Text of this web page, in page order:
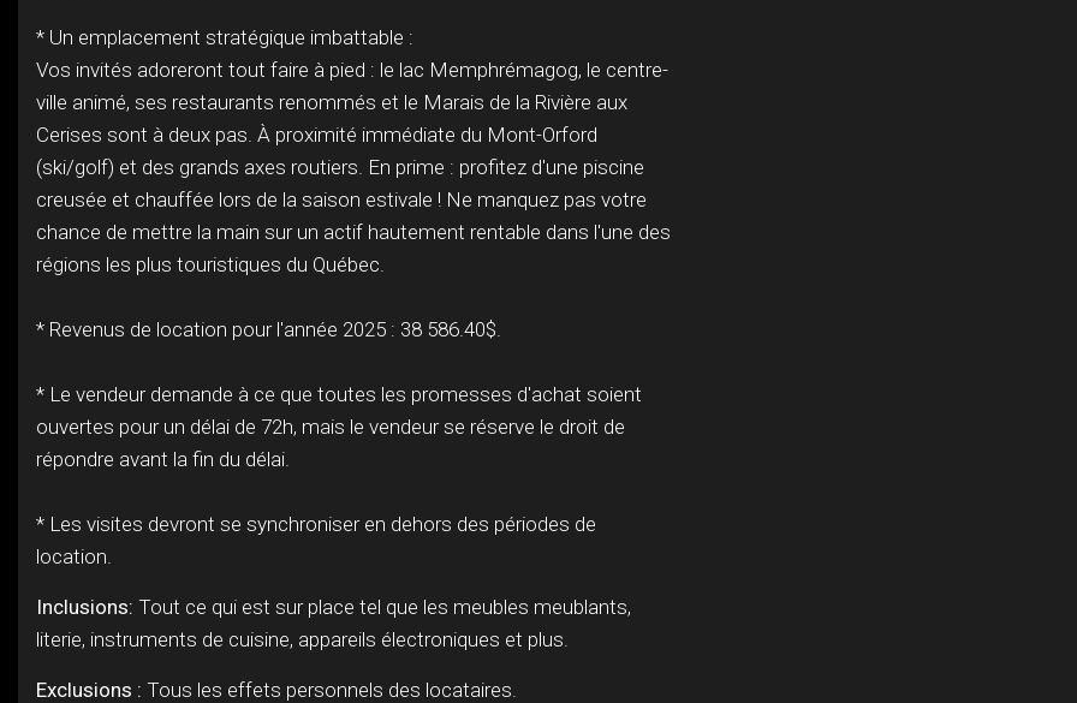
* Un emplacement stratégique imbattable :
Vos invités adoreront tout faire à pied : le lac Memphrémagog, le centre-
ville animé, ses restaurants renommés et le Marais de la Rivière aux
Cerises sont à deux pas. À proximité immédiate du Mont-Orford
(ski/golf) et des grands axes routiers. En prime : profitez d'une piscine
creusée et chauffée lors de la saison estivale ! Ne manquez pas votre
chance de mettre la main sur un actif hautement rentable dans l'une des
régions les plus touristiques du Québec.
* Revenus de location pour l'année 2025 : 38 586.40$.
* Le vendeur demande à ce que toutes les promesses d'achat soient
ouvertes pour un délai de 72h, mais le vendeur se réserve le droit de
répondre avant la fin du délai.
* Les visites devront se synchroniser en dehors des périodes de
location.
Inclusions: Tout ce qui est sur place tel que les meubles meublants,
literie, instruments de cuisine, appareils électroniques et plus.
Exclusions : Tous les effets personnels des locataires.